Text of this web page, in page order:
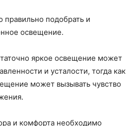
правильно подобрать и
освещение.
яркое освещение может
и усталости, тогда как
может вызывать чувство
и комфорта необходимо